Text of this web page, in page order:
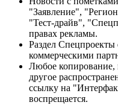
"Заявление",
"Тест-драйв",
правах рекламы.
Раздел Спецпроекты
коммерческими
Любое копирование,
другое
ссылку на
воспрещается.